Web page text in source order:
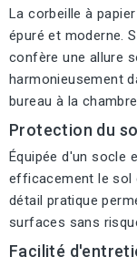
La corbeille à
épuré et moderne.
confère une allure
harmonieusement
bureau à la
Protection du sol
Équipée d'un socle
efficacement le sol
détail pratique
surfaces sans
Facilité